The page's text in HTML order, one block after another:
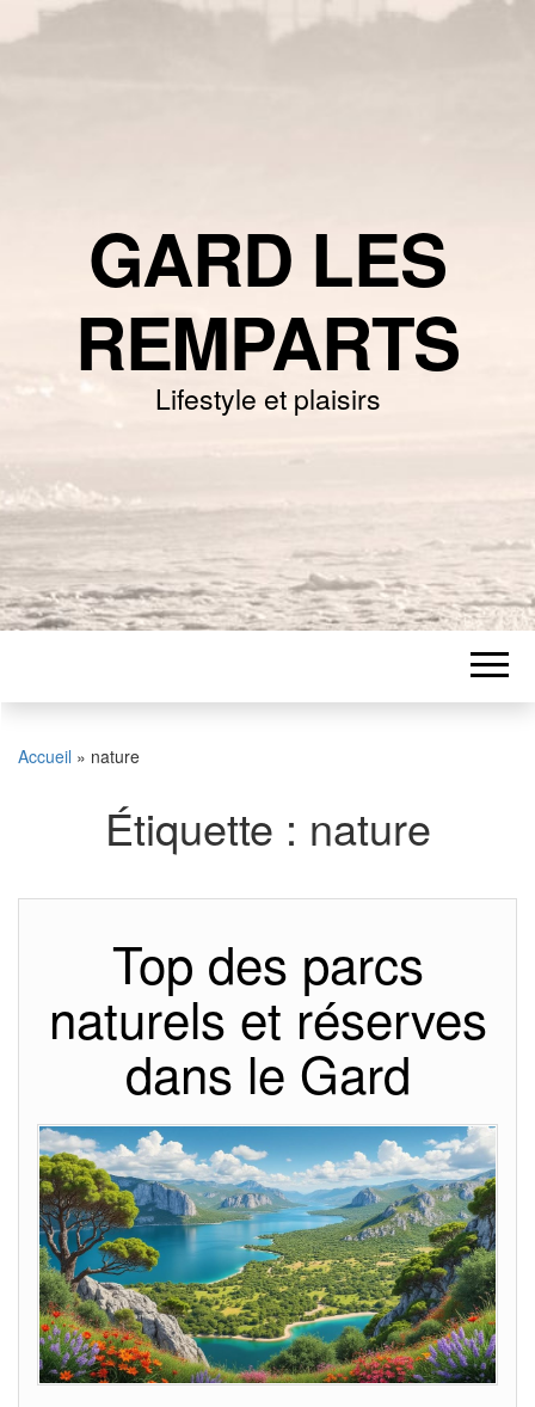
GARD LES
REMPARTS
Lifestyle et plaisirs
Accueil » nature
Étiquette : nature
Top des parcs
naturels et réserves
dans le Gard